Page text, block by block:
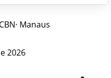
· Manaus
2026